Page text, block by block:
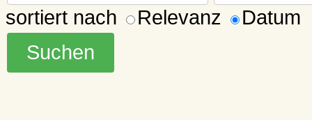
sortiert nach Relevanz Datum